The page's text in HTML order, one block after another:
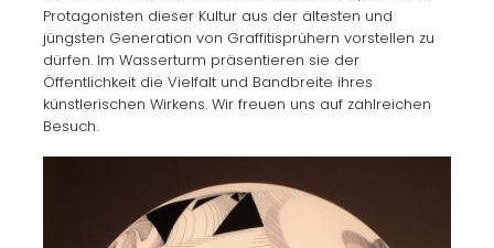
Protagonisten dieser Kultur aus der ältesten und
jüngsten Generation von Graffitisprühern vorstellen zu
dürfen. Im Wasserturm präsentieren sie der
Öffentlichkeit die Vielfalt und Bandbreite ihres
künstlerischen Wirkens. Wir freuen uns auf zahlreichen
Besuch.